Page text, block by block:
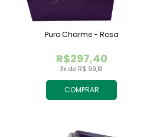
COMPRAR
3x de R$ 99,13
R$297,40
Puro Charme - Rosa